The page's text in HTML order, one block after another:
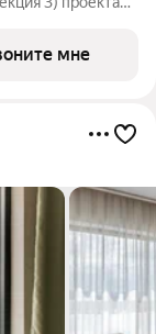
окна, с отделкой.
мне